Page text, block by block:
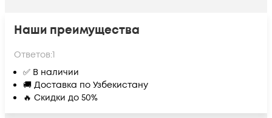
Наши преимущества
Ответов:1
✅ В наличии
🚚 Доставка по Узбекистану
🔥 Скидки до 50%